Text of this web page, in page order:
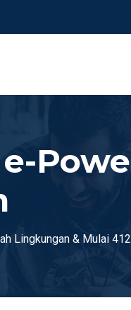
Lingkungan & Mulai